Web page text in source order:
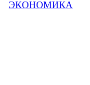
ЭКОНОМИКА